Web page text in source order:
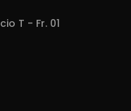
T - Fr. 01